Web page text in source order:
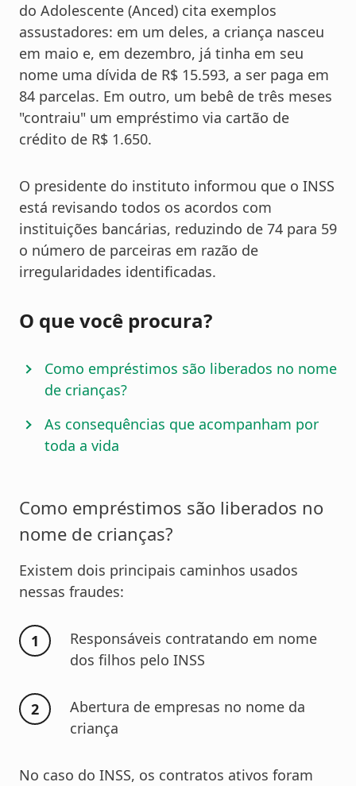
do Adolescente (Anced) cita exemplos
assustadores: em um deles, a criança nasceu
em maio e, em dezembro, já tinha em seu
nome uma dívida de R$ 15.593, a ser paga em
84 parcelas. Em outro, um bebê de três meses
"contraiu" um empréstimo via cartão de
crédito de R$ 1.650.
O presidente do instituto informou que o INSS
está revisando todos os acordos com
instituições bancárias, reduzindo de 74 para 59
o número de parceiras em razão de
irregularidades identificadas.
O que você procura?
Como empréstimos são liberados no nome
de crianças?
As consequências que acompanham por
toda a vida
Como empréstimos são liberados no
nome de crianças?
Existem dois principais caminhos usados
nessas fraudes:
Responsáveis contratando em nome
dos filhos pelo INSS
Abertura de empresas no nome da
criança
No caso do INSS, os contratos ativos foram